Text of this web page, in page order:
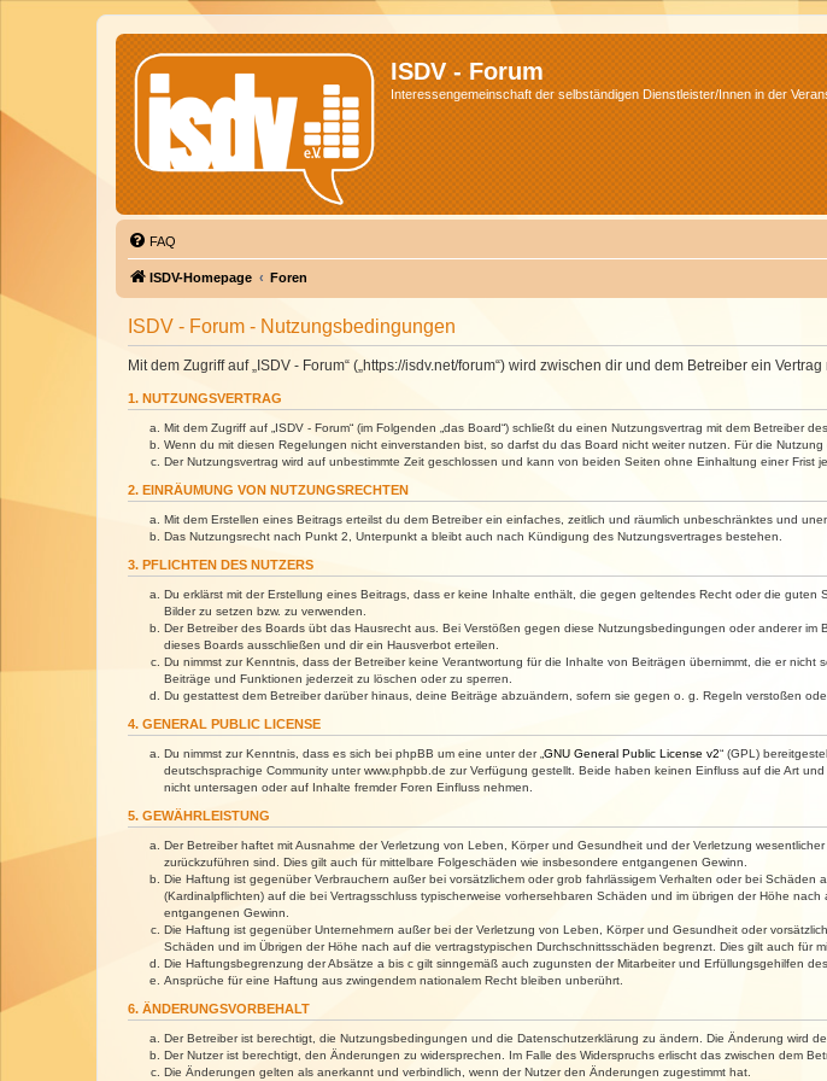
ISDV - Forum
Interessengemeinschaft der selbständigen Dienstleister/Innen in der
FAQ
ISDV-Homepage Foren
ISDV - Forum - Nutzungsbedingungen
Mit dem Zugriff auf „ISDV - Forum“ („https://isdv.net/forum“) wird zwischen dir und dem Betreiber ein
1. NUTZUNGSVERTRAG
Mit dem Zugriff auf „ISDV - Forum“ (im Folgenden „das Board“) schließt du einen Nutzungsvertrag mit dem Betreiber
Wenn du mit diesen Regelungen nicht einverstanden bist, so darfst du das Board nicht weiter nutzen. Für die
Der Nutzungsvertrag wird auf unbestimmte Zeit geschlossen und kann von beiden Seiten ohne Einhaltung einer Frist
2. EINRÄUMUNG VON NUTZUNGSRECHTEN
Mit dem Erstellen eines Beitrags erteilst du dem Betreiber ein einfaches, zeitlich und räumlich unbeschränktes und
Das Nutzungsrecht nach Punkt 2, Unterpunkt a bleibt auch nach Kündigung des Nutzungsvertrages bestehen.
3. PFLICHTEN DES NUTZERS
Du erklärst mit der Erstellung eines Beitrags, dass er keine Inhalte enthält, die gegen geltendes Recht oder die
Bilder zu setzen bzw. zu verwenden.
Der Betreiber des Boards übt das Hausrecht aus. Bei Verstößen gegen diese Nutzungsbedingungen oder anderer
dieses Boards ausschließen und dir ein Hausverbot erteilen.
Du nimmst zur Kenntnis, dass der Betreiber keine Verantwortung für die Inhalte von Beiträgen übernimmt, die er
Beiträge und Funktionen jederzeit zu löschen oder zu sperren.
Du gestattest dem Betreiber darüber hinaus, deine Beiträge abzuändern, sofern sie gegen o. g. Regeln verstoßen
4. GENERAL PUBLIC LICENSE
Du nimmst zur Kenntnis, dass es sich bei phpBB um eine unter der „ GNU General Public License v2“ (GPL)
deutschsprachige Community unter www.phpbb.de zur Verfügung gestellt. Beide haben keinen Einfluss auf die Art
nicht untersagen oder auf Inhalte fremder Foren Einfluss nehmen.
5. GEWÄHRLEISTUNG
Der Betreiber haftet mit Ausnahme der Verletzung von Leben, Körper und Gesundheit und der Verletzung
zurückzuführen sind. Dies gilt auch für mittelbare Folgeschäden wie insbesondere entgangenen Gewinn.
Die Haftung ist gegenüber Verbrauchern außer bei vorsätzlichem oder grob fahrlässigem Verhalten oder bei
(Kardinalpflichten) auf die bei Vertragsschluss typischerweise vorhersehbaren Schäden und im übrigen der Höhe
entgangenen Gewinn.
Die Haftung ist gegenüber Unternehmern außer bei der Verletzung von Leben, Körper und Gesundheit oder
Schäden und im Übrigen der Höhe nach auf die vertragstypischen Durchschnittsschäden begrenzt. Dies gilt auch für
Die Haftungsbegrenzung der Absätze a bis c gilt sinngemäß auch zugunsten der Mitarbeiter und Erfüllungsgehilfen
Ansprüche für eine Haftung aus zwingendem nationalem Recht bleiben unberührt.
6. ÄNDERUNGSVORBEHALT
Der Betreiber ist berechtigt, die Nutzungsbedingungen und die Datenschutzerklärung zu ändern. Die Änderung wird
Der Nutzer ist berechtigt, den Änderungen zu widersprechen. Im Falle des Widerspruchs erlischt das zwischen dem
Die Änderungen gelten als anerkannt und verbindlich, wenn der Nutzer den Änderungen zugestimmt hat.